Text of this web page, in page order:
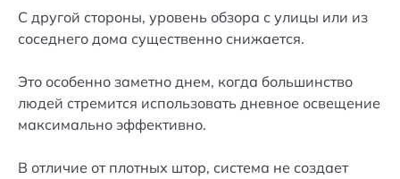
С другой стороны, уровень обзора с улицы или из
соседнего дома существенно снижается.
Это особенно заметно днем, когда большинство
людей стремится использовать дневное освещение
максимально эффективно.
В отличие от плотных штор, система не создает